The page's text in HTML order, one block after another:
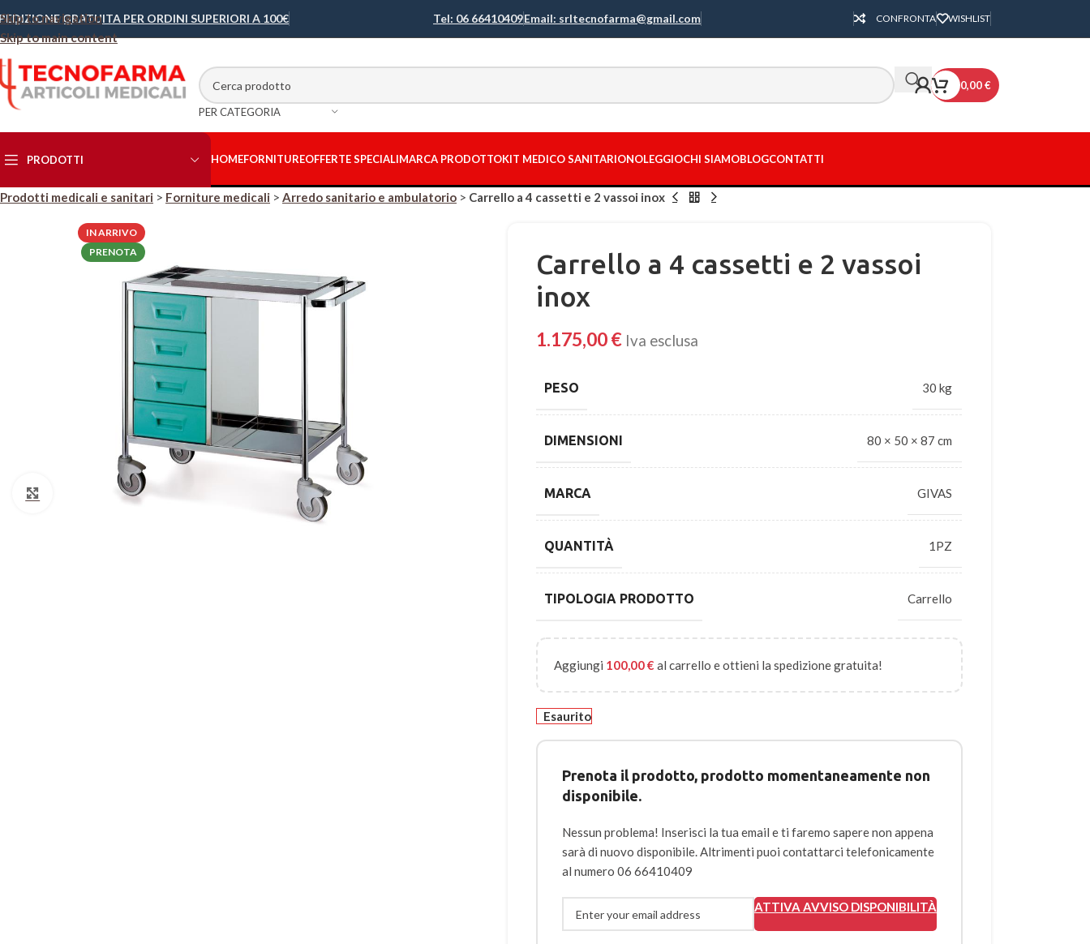
Skip to navigation
Skip to main content
GRATUITA PER ORDINI SUPERIORI A 100€ Tel: 06 66410409Email: srltecnofarma@gmail.com CONFRONTA WISHLIST
PER CATEGORIA
0,00€
PRODOTTI
Abbigliamento
sanitario
Teli Chirurgici
HOMEFORNITUREOFFERTE SPECIALIMARCA PRODOTTOKIT MEDICO SANITARIONOLEGGIOCHI SIAMOBLOGCONTATTI
Prodotti medicali e sanitari > Forniture medicali > Arredo sanitario e ambulatorio > Carrello a 4 cassetti e 2 vassoi inox
IN ARRIVO
PRENOTA
Click to enlarge
Carrello a 4 cassetti e 2 vassoi
inox
1.175,00€ Iva esclusa
PESO 30 kg
DIMENSIONI 80 × 50 × 87 cm
MARCA GIVAS
QUANTITÀ 1PZ
TIPOLOGIA PRODOTTO Carrello
Aggiungi 100,00€ al carrello e ottieni la spedizione gratuita!
Esaurito
Prenota il prodotto, prodotto momentaneamente non
disponibile.
Nessun problema! Inserisci la tua email e ti faremo sapere non appena
sarà di nuovo disponibile. Altrimenti puoi contattarci telefonicamente
al numero 06 66410409
ATTIVA AVVISO DISPONIBILITÀ